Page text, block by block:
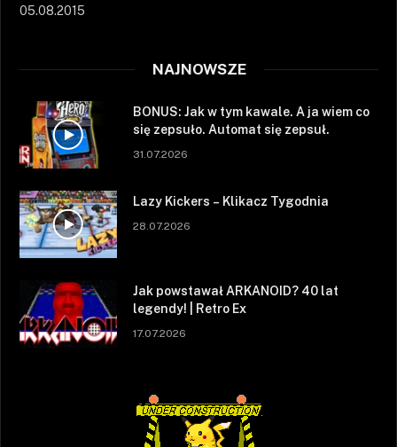
05.08.2015
NAJNOWSZE
BONUS: Jak w tym kawale. A ja wiem co
się zepsuło. Automat się zepsuł.
31.07.2026
Lazy Kickers – Klikacz Tygodnia
28.07.2026
Jak powstawał ARKANOID? 40 lat
legendy! | Retro Ex
17.07.2026